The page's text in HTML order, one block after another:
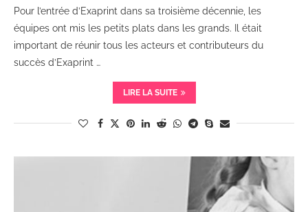
Pour l’entrée d’Exaprint dans sa troisième décennie, les
équipes ont mis les petits plats dans les grands. Il était
important de réunir tous les acteurs et contributeurs du
succès d’Exaprint …
LIRE LA SUITE